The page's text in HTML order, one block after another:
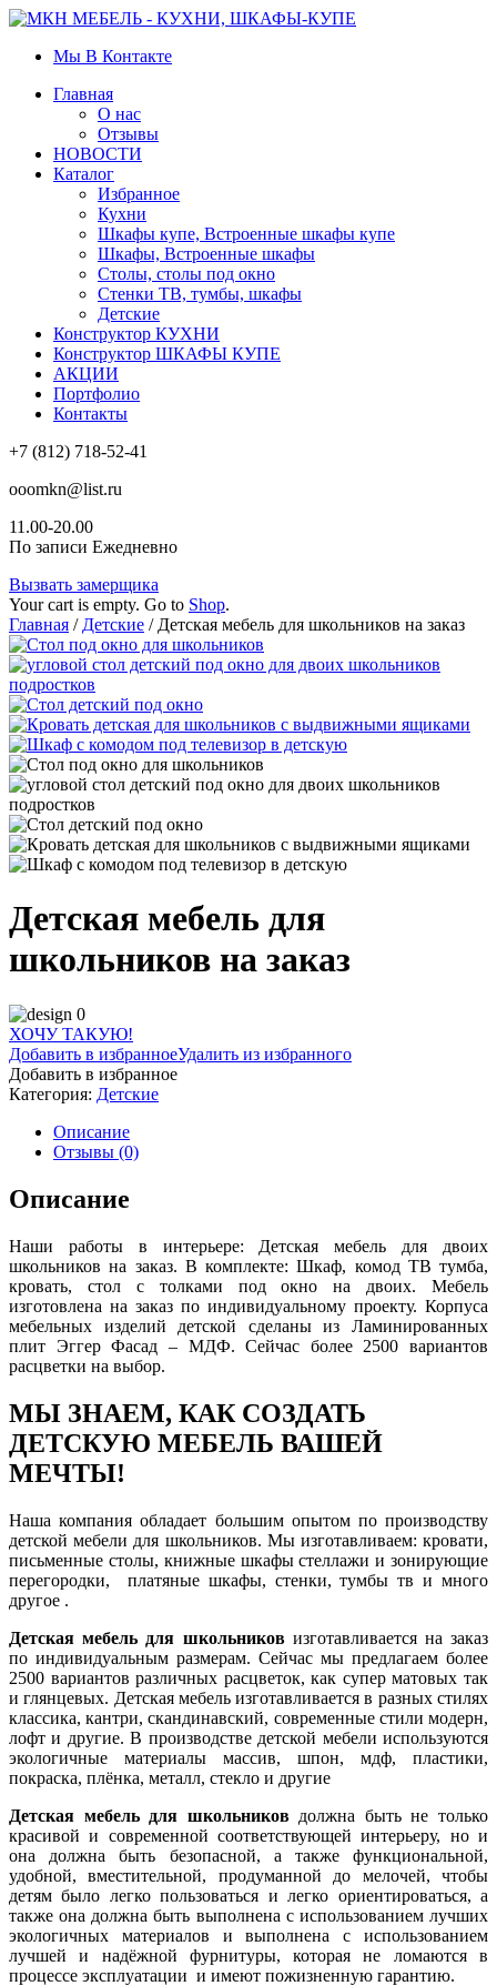
Мы В Контакте
Главная
О нас
Отзывы
НОВОСТИ
Каталог
Избранное
Кухни
Шкафы купе, Встроенные шкафы купе
Шкафы, Встроенные шкафы
Столы, столы под окно
Стенки ТВ, тумбы, шкафы
Детские
Конструктор КУХНИ
Конструктор ШКАФЫ КУПЕ
АКЦИИ
Портфолио
Контакты
+7 (812) 718-52-41
ooomkn@list.ru
11.00-20.00
По записи Ежедневно
Вызвать замерщика
Your cart is empty. Go to Shop.
Главная / Детские / Детская мебель для школьников на заказ
Детская мебель для
школьников на заказ
ХОЧУ ТАКУЮ!
Добавить в избранноеУдалить из избранного
Добавить в избранное
Категория: Детские
Описание
Отзывы (0)
Описание
Наши работы в интерьере: Детская мебель для двоих
школьников на заказ. В комплекте: Шкаф, комод ТВ тумба,
кровать, стол с толками под окно на двоих. Мебель
изготовлена на заказ по индивидуальному проекту. Корпуса
мебельных изделий детской сделаны из Ламинированных
плит Эггер Фасад – МДФ. Сейчас более 2500 вариантов
расцветки на выбор.
МЫ ЗНАЕМ, КАК СОЗДАТЬ
ДЕТСКУЮ МЕБЕЛЬ ВАШЕЙ
МЕЧТЫ!
Наша компания обладает большим опытом по производству
детской мебели для школьников. Мы изготавливаем: кровати,
письменные столы, книжные шкафы стеллажи и зонирующие
перегородки, платяные шкафы, стенки, тумбы тв и много
другое .
Детская мебель для школьников изготавливается на заказ
по индивидуальным размерам. Сейчас мы предлагаем более
2500 вариантов различных расцветок, как супер матовых так
и глянцевых. Детская мебель изготавливается в разных стилях
классика, кантри, скандинавский, современные стили модерн,
лофт и другие. В производстве детской мебели используются
экологичные материалы массив, шпон, мдф, пластики,
покраска, плёнка, металл, стекло и другие
Детская мебель для школьниковдолжна быть не только
красивой и современной соответствующей интерьеру, но и
она должна быть безопасной, а также функциональной,
удобной, вместительной, продуманной до мелочей, чтобы
детям было легко пользоваться и легко ориентироваться, а
также она должна быть выполнена с использованием лучших
экологичных материалов и выполнена с использованием
лучшей и надёжной фурнитуры, которая не ломаются в
процессе эксплуатации и имеют пожизненную гарантию.